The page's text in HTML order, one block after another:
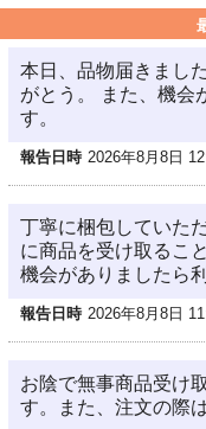
本日、品物届きまし
がとう。 また、機会
す。
報告日時 2026年8月8日
丁寧に梱包していた
に商品を受け取るこ
機会がありましたら
報告日時 2026年8月8日
お陰で無事商品受け
す。また、注文の際